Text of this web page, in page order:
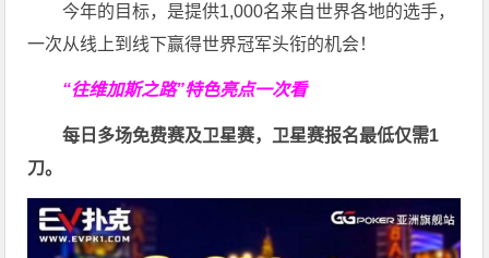
今年的目标，是提供1,000名来自世界各地的选手，
一次从线上到线下赢得世界冠军头衔的机会！
“往维加斯之路”特色亮点一次看
每日多场免费赛及卫星赛，卫星赛报名最低仅需1
刀。